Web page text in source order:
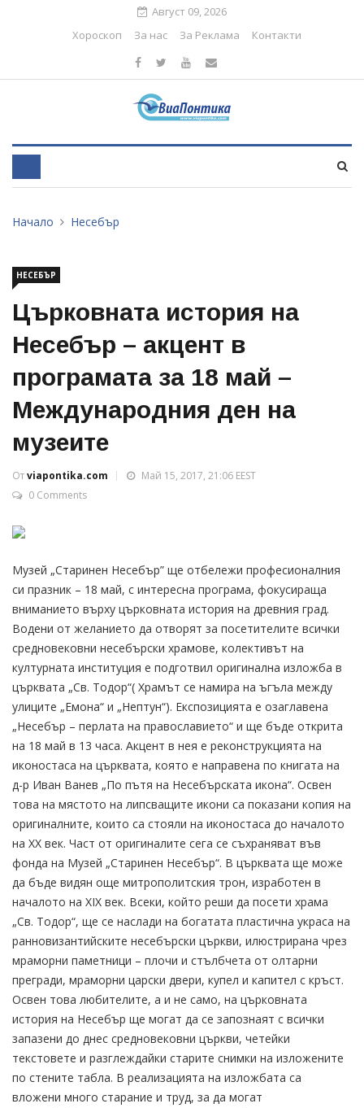
Август 09, 2026
Хороскоп
За нас За Реклама Контакти
Начало Несебър
НЕСЕБЪР
Църковната история на
Несебър – акцент в
програмата за 18 май –
Международния ден на
музеите
Отviapontika.com
Май 15, 2017, 21:06 EEST
0 Comments
Музей „Старинен Несебър” ще отбележи професионалния
си празник – 18 май, с интересна програма, фокусираща
вниманието върху църковната история на древния град.
Водени от желанието да отворят за посетителите всички
средновековни несебърски храмове, колективът на
културната институция е подготвил оригинална изложба в
църквата „Св. Тодор“( Храмът се намира на ъгъла между
улиците „Емона“ и „Нептун“). Експозицията е озаглавена
„Несебър – перлата на православието“ и ще бъде открита
на 18 май в 13 часа. Акцент в нея е реконструкцията на
иконостаса на църквата, която е направена по книгата на
д-р Иван Ванев „По пътя на Несебърската икона“. Освен
това на мястото на липсващите икони са показани копия на
оригиналните, които са стояли на иконостаса до началото
на XX век. Част от оригиналите сега се съхраняват във
фонда на Музей „Старинен Несебър“. В църквата ще може
да бъде видян още митрополитския трон, изработен в
началото на XIX век. Всеки, който реши да посети храма
„Св. Тодор“, ще се наслади на богатата пластична украса на
ранновизантийските несебърски църкви, илюстрирана чрез
мраморни паметници – плочи и стълбчета от олтарни
прегради, мраморни царски двери, купел и капител с кръст.
Освен това любителите, а и не само, на църковната
история на Несебър ще могат да се запознаят с всички
запазени до днес средновековни църкви, четейки
текстовете и разглеждайки старите снимки на изложените
по стените табла. В реализацията на изложбата са
вложени много старание и труд, за да могат